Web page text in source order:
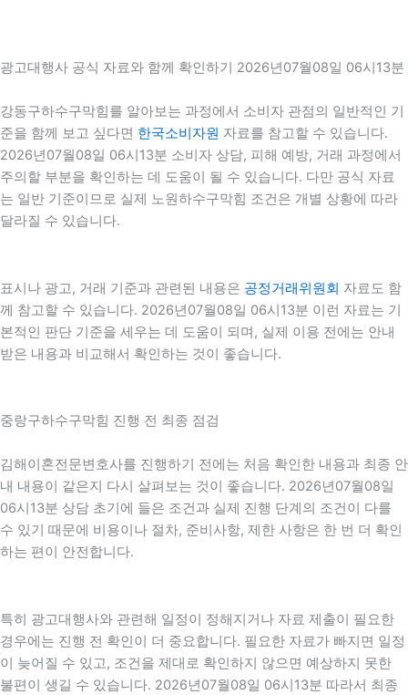
광고대행사 공식 자료와 함께 확인하기 2026년07월08일 06시13분
강동구하수구막힘를 알아보는 과정에서 소비자 관점의 일반적인 기
준을 함께 보고 싶다면 한국소비자원 자료를 참고할 수 있습니다.
2026년07월08일 06시13분 소비자 상담, 피해 예방, 거래 과정에서
주의할 부분을 확인하는 데 도움이 될 수 있습니다. 다만 공식 자료
는 일반 기준이므로 실제 노원하수구막힘 조건은 개별 상황에 따라
달라질 수 있습니다.
표시나 광고, 거래 기준과 관련된 내용은 공정거래위원회 자료도 함
께 참고할 수 있습니다. 2026년07월08일 06시13분 이런 자료는 기
본적인 판단 기준을 세우는 데 도움이 되며, 실제 이용 전에는 안내
받은 내용과 비교해서 확인하는 것이 좋습니다.
중랑구하수구막힘 진행 전 최종 점검
김해이혼전문변호사를 진행하기 전에는 처음 확인한 내용과 최종 안
내 내용이 같은지 다시 살펴보는 것이 좋습니다. 2026년07월08일
06시13분 상담 초기에 들은 조건과 실제 진행 단계의 조건이 다를
수 있기 때문에 비용이나 절차, 준비사항, 제한 사항은 한 번 더 확인
하는 편이 안전합니다.
특히 광고대행사와 관련해 일정이 정해지거나 자료 제출이 필요한
경우에는 진행 전 확인이 더 중요합니다. 필요한 자료가 빠지면 일정
이 늦어질 수 있고, 조건을 제대로 확인하지 않으면 예상하지 못한
불편이 생길 수 있습니다. 2026년07월08일 06시13분 따라서 최종